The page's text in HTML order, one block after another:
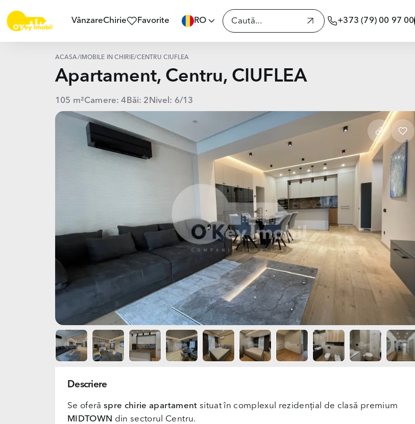
VânzareChirie Favorite RO +373 (79) 00 97 00
ACASĂ/ IMOBILE ÎN CHIRIE/CENTRU CIUFLEA
Apartament, Centru, CIUFLEA
105 m²Camere: 4 Băi: 2 Nivel: 6/13
Descriere
Se oferăspre chirie apartament situat în complexul rezidențial de clasă premium
MIDTOWN din sectorul Centru.